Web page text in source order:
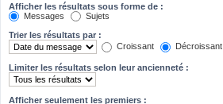
Afficher les résultats sous forme de :
Messages
Sujets
Trier les résultats par :
Croissant
Décroissant
Limiter les résultats selon leur ancienneté :
Afficher seulement les premiers :